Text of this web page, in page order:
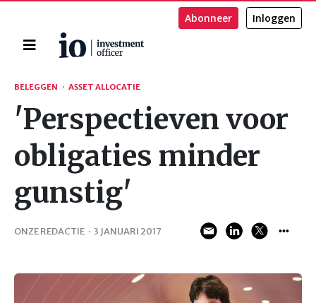
Home
Abonneer Inloggen
Zoeken
BELEGGEN · ASSET ALLOCATIE
'Perspectieven voor
obligaties minder
gunstig'
ONZE REDACTIE · 3 JANUARI 2017